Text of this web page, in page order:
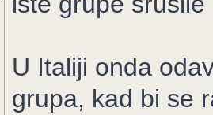
U Italiji onda
grupa, kad bi se